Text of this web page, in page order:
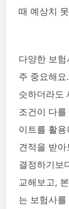
때 예상치
다양한 보
주 중요해
슷하더라도
조건이 다
이트를 활
견적을 받
결정하기보
교해보고,
는 보험사